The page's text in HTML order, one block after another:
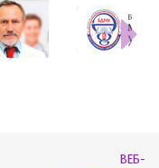
ВЕБ-